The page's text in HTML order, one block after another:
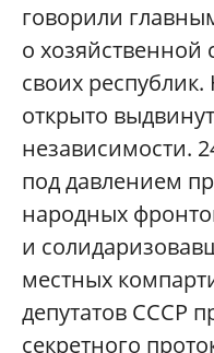
говорили
о хозяйственной
своих
открыто
независимости.
под давлением
народных
и
местных
депутатов СССР
секретного